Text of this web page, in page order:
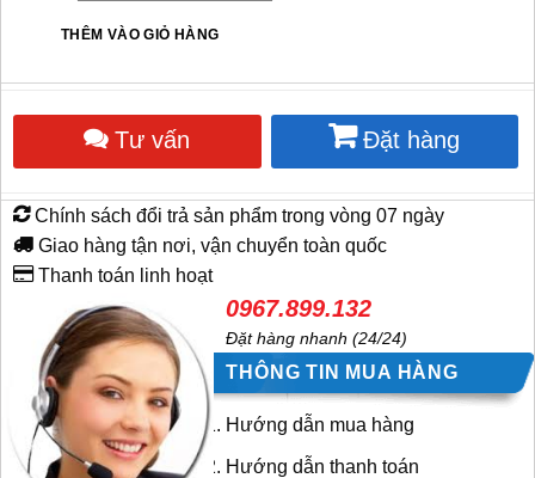
Đen
Năng)
số
lượng
THÊM VÀO GIỎ HÀNG
Tư vấn Đặt hàng
Chính sách đổi trả sản phẩm trong vòng 07 ngày
Giao hàng tận nơi, vận chuyển toàn quốc
Thanh toán linh hoạt
0967.899.132
Đặt hàng nhanh (24/24)
THÔNG TIN MUA HÀNG
Hướng dẫn mua hàng
Hướng dẫn thanh toán